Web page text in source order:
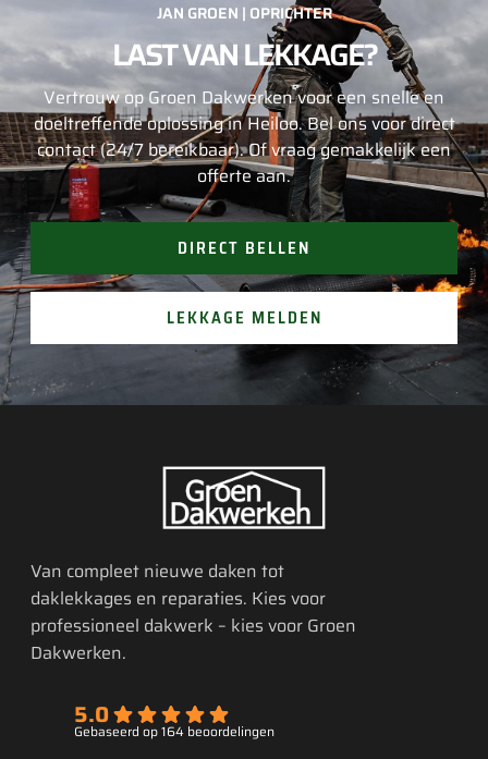
JAN GROEN | OPRICHTER
LAST VAN LEKKAGE?
Vertrouw op Groen Dakwerken voor een snelle en
doeltreffende oplossing in Heiloo. Bel ons voor direct
contact (24/7 bereikbaar). Of vraag gemakkelijk een
offerte aan.
DIRECT BELLEN
LEKKAGE MELDEN
Van compleet nieuwe daken tot
daklekkages en reparaties. Kies voor
professioneel dakwerk – kies voor Groen
Dakwerken.
5.0
Gebaseerd op 164 beoordelingen